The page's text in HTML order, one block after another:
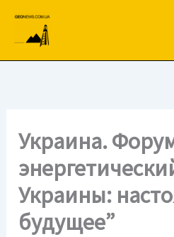
вмісту
Украина.
Украины:
будущее”